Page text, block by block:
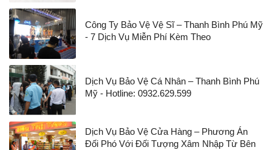
Công Ty Bảo Vệ Vệ Sĩ – Thanh Bình Phú Mỹ
- 7 Dịch Vụ Miễn Phí Kèm Theo
Dịch Vụ Bảo Vệ Cá Nhân – Thanh Bình Phú
Mỹ - Hotline: 0932.629.599
Dịch Vụ Bảo Vệ Cửa Hàng – Phương Án
Đối Phó Với Đối Tượng Xâm Nhập Từ Bên